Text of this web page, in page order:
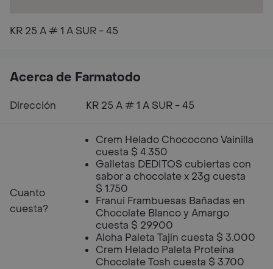
KR 25 A # 1 A SUR - 45
Acerca de Farmatodo
Dirección KR 25 A # 1 A SUR - 45
Cuanto
cuesta?
Crem Helado Chococono Vainilla
cuesta $ 4.350
Galletas DEDITOS cubiertas con
sabor a chocolate x 23g cuesta
$ 1.750
Franui Frambuesas Bañadas en
Chocolate Blanco y Amargo
cuesta $ 29.900
Aloha Paleta Tajín cuesta $ 3.000
Crem Helado Paleta Proteína
Chocolate Tosh cuesta $ 3.700